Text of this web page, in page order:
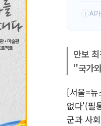
! AI
안보
"국가
[서울=뉴
없다'(필
군과 사